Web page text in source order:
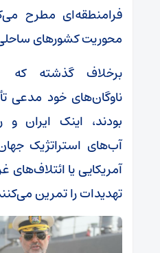
فرامنطقه‌ای مطرح
محوریت کشورهای
برخلاف گذشته که
ناوگان‌های خود مدعی
بودند، اینک ایران
آب‌های استراتژیک
آمریکایی یا ائتلاف‌های
تهدیدات را تمرین